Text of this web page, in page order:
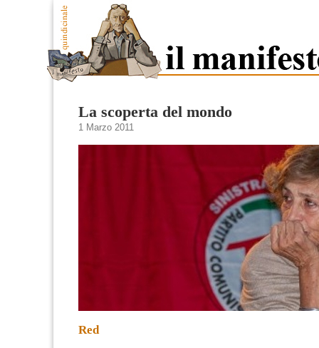
La scoperta del mondo
1 Marzo 2011
Red